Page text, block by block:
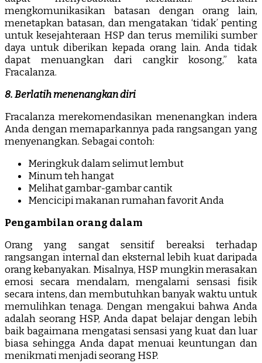
mengkomunikasikan batasan dengan orang lain,
menetapkan batasan, dan mengatakan ‘tidak’ penting
untuk kesejahteraan HSP dan terus memiliki sumber
daya untuk diberikan kepada orang lain. Anda tidak
dapat menuangkan dari cangkir kosong,” kata
Fracalanza.
8. Berlatih menenangkan diri
Fracalanza merekomendasikan menenangkan indera
Anda dengan memaparkannya pada rangsangan yang
menyenangkan. Sebagai contoh:
Meringkuk dalam selimut lembut
Minum teh hangat
Melihat gambar-gambar cantik
Mencicipi makanan rumahan favorit Anda
Pengambilan orang dalam
Orang yang sangat sensitif bereaksi terhadap
rangsangan internal dan eksternal lebih kuat daripada
orang kebanyakan. Misalnya, HSP mungkin merasakan
emosi secara mendalam, mengalami sensasi fisik
secara intens, dan membutuhkan banyak waktu untuk
memulihkan tenaga. Dengan mengakui bahwa Anda
adalah seorang HSP, Anda dapat belajar dengan lebih
baik bagaimana mengatasi sensasi yang kuat dan luar
biasa sehingga Anda dapat menuai keuntungan dan
menikmati menjadi seorang HSP.